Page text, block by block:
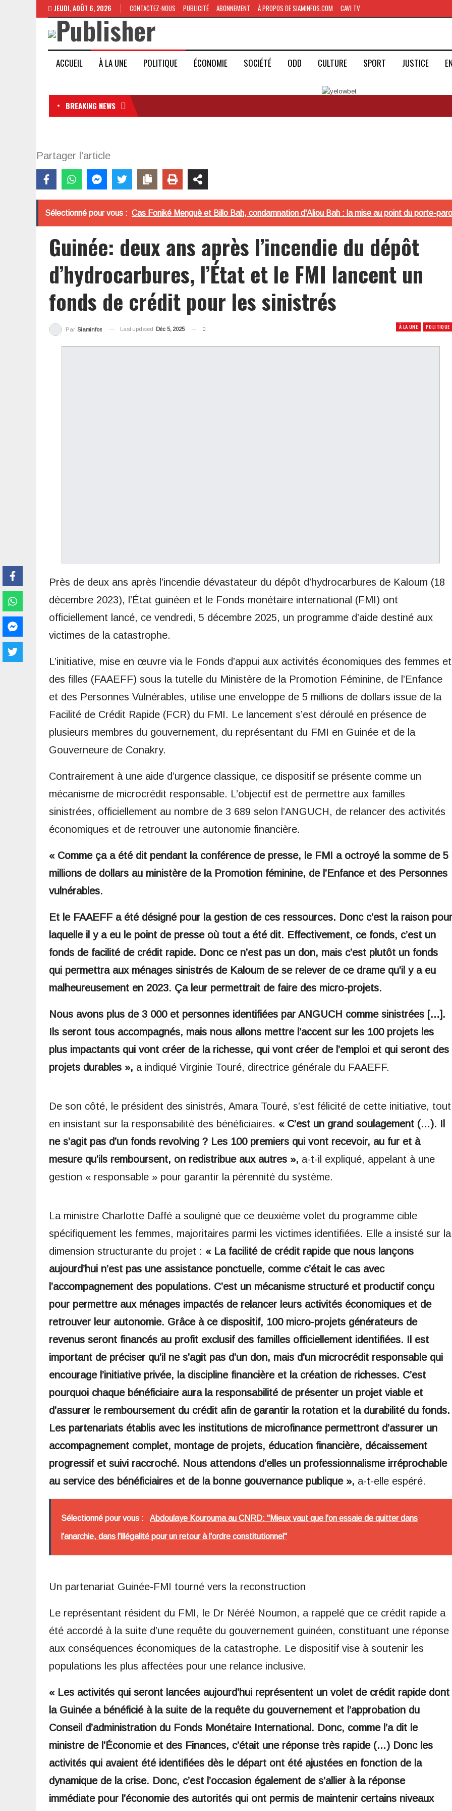
JEUDI, AOÛT 6, 2026 CONTACTEZ-NOUS PUBLICITÉ ABONNEMENT À PROPOS DE SIAMINFOS.COM CAVI TV
ACCUEIL À LA UNE POLITIQUE ÉCONOMIE SOCIÉTÉ ODD CULTURE SPORT JUSTICE
BREAKING NEWS
Partager l'article
Sélectionné pour vous : Cas Foniké Menguè et Billo Bah, condamnation d'Aliou Bah : la mise au point du porte-
Guinée: deux ans après l’incendie du dépôt
d’hydrocarbures, l’État et le FMI lancent un
fonds de crédit pour les sinistrés
À LA UNE POLITIQUE
Par Siaminfos Last updated Déc 5, 2025
Près de deux ans après l’incendie dévastateur du dépôt d’hydrocarbures de Kaloum (18
décembre 2023), l’État guinéen et le Fonds monétaire international (FMI) ont
officiellement lancé, ce vendredi, 5 décembre 2025, un programme d’aide destiné aux
victimes de la catastrophe.
L’initiative, mise en œuvre via le Fonds d’appui aux activités économiques des femmes et
des filles (FAAEFF) sous la tutelle du Ministère de la Promotion Féminine, de l’Enfance
et des Personnes Vulnérables, utilise une enveloppe de 5 millions de dollars issue de la
Facilité de Crédit Rapide (FCR) du FMI. Le lancement s’est déroulé en présence de
plusieurs membres du gouvernement, du représentant du FMI en Guinée et de la
Gouverneure de Conakry.
Contrairement à une aide d’urgence classique, ce dispositif se présente comme un
mécanisme de microcrédit responsable. L’objectif est de permettre aux familles
sinistrées, officiellement au nombre de 3 689 selon l’ANGUCH, de relancer des activités
économiques et de retrouver une autonomie financière.
« Comme ça a été dit pendant la conférence de presse, le FMI a octroyé la somme de 5
millions de dollars au ministère de la Promotion féminine, de l’Enfance et des Personnes
vulnérables.
Et le FAAEFF a été désigné pour la gestion de ces ressources. Donc c’est la raison pour
laquelle il y a eu le point de presse où tout a été dit. Effectivement, ce fonds, c’est un
fonds de facilité de crédit rapide. Donc ce n’est pas un don, mais c’est plutôt un fonds
qui permettra aux ménages sinistrés de Kaloum de se relever de ce drame qu’il y a eu
malheureusement en 2023. Ça leur permettrait de faire des micro-projets.
Nous avons plus de 3 000 et personnes identifiées par ANGUCH comme sinistrées […].
Ils seront tous accompagnés, mais nous allons mettre l’accent sur les 100 projets les
plus impactants qui vont créer de la richesse, qui vont créer de l’emploi et qui seront des
projets durables », a indiqué Virginie Touré, directrice générale du FAAEFF.
De son côté, le président des sinistrés, Amara Touré, s’est félicité de cette initiative, tout
en insistant sur la responsabilité des bénéficiaires. « C’est un grand soulagement (…). Il
ne s’agit pas d’un fonds revolving ? Les 100 premiers qui vont recevoir, au fur et à
mesure qu’ils remboursent, on redistribue aux autres », a-t-il expliqué, appelant à une
gestion « responsable » pour garantir la pérennité du système.
La ministre Charlotte Daffé a souligné que ce deuxième volet du programme cible
spécifiquement les femmes, majoritaires parmi les victimes identifiées. Elle a insisté sur la
dimension structurante du projet : « La facilité de crédit rapide que nous lançons
aujourd’hui n’est pas une assistance ponctuelle, comme c’était le cas avec
l’accompagnement des populations. C’est un mécanisme structuré et productif conçu
pour permettre aux ménages impactés de relancer leurs activités économiques et de
retrouver leur autonomie. Grâce à ce dispositif, 100 micro-projets générateurs de
revenus seront financés au profit exclusif des familles officiellement identifiées. Il est
important de préciser qu’il ne s’agit pas d’un don, mais d’un microcrédit responsable qui
encourage l’initiative privée, la discipline financière et la création de richesses. C’est
pourquoi chaque bénéficiaire aura la responsabilité de présenter un projet viable et
d’assurer le remboursement du crédit afin de garantir la rotation et la durabilité du fonds.
Les partenariats établis avec les institutions de microfinance permettront d’assurer un
accompagnement complet, montage de projets, éducation financière, décaissement
progressif et suivi raccroché. Nous attendons d’elles un professionnalisme irréprochable
au service des bénéficiaires et de la bonne gouvernance publique », a-t-elle espéré.
Sélectionné pour vous : Abdoulaye Kourouma au CNRD: "Mieux vaut que l'on essaie de quitter dans
l'anarchie, dans l'illégalité pour un retour à l'ordre constitutionnel"
Un partenariat Guinée-FMI tourné vers la reconstruction
Le représentant résident du FMI, le Dr Néréé Noumon, a rappelé que ce crédit rapide a
été accordé à la suite d’une requête du gouvernement guinéen, constituant une réponse
aux conséquences économiques de la catastrophe. Le dispositif vise à soutenir les
populations les plus affectées pour une relance inclusive.
« Les activités qui seront lancées aujourd’hui représentent un volet de crédit rapide dont
la Guinée a bénéficié à la suite de la requête du gouvernement et l’approbation du
Conseil d’administration du Fonds Monétaire International. Donc, comme l’a dit le
ministre de l’Économie et des Finances, c’était une réponse très rapide (…) Donc les
activités qui avaient été identifiées dès le départ ont été ajustées en fonction de la
dynamique de la crise. Donc, c’est l’occasion également de s’allier à la réponse
immédiate pour l’économie des autorités qui ont permis de maintenir certains niveaux